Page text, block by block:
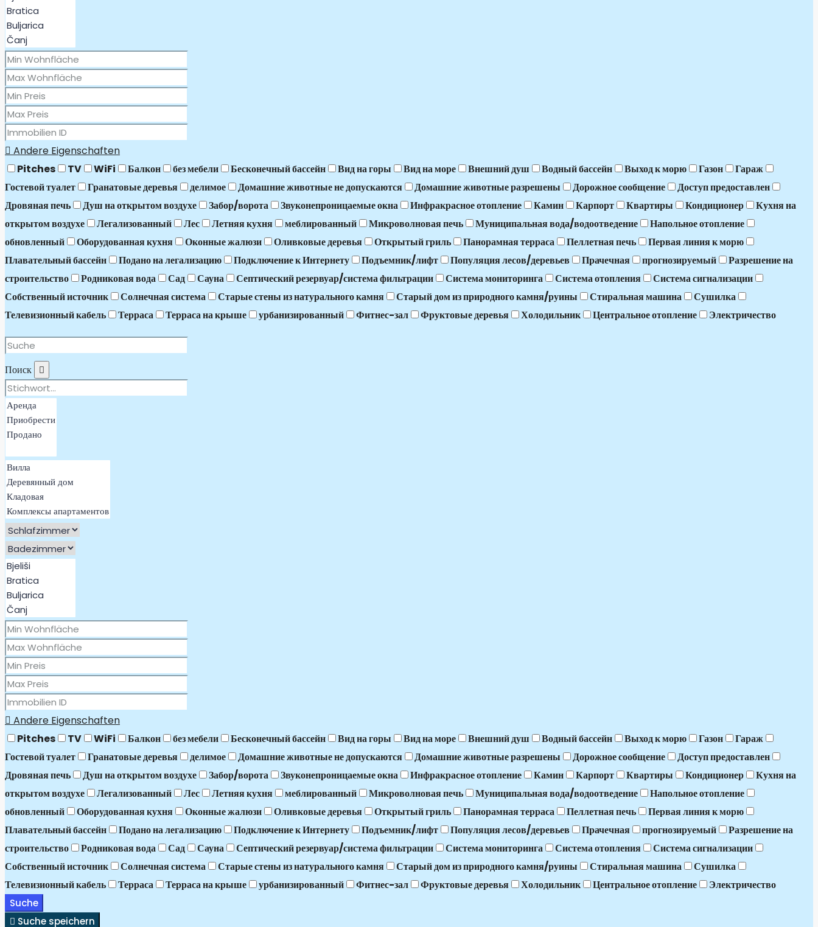
Andere Eigenschaften
Pitches
TV WiFi Балкон без мебели Бесконечный бассейн Вид на горы Вид на море Внешний душ Водный бассейн Выход к морю Газон
Гараж
Гостевой туалет
Гранатовые деревья делимое Домашние животные не допускаются Домашние животные разрешены Дорожное сообщение
Доступ предоставлен
Дровяная печь
Душ на открытом воздухе Забор/ворота Звуконепроницаемые окна Инфракрасное отопление Камин Карпорт Квартиры Кондиционер
Кухня на
открытом воздухе
Легализованный Лес Летняя кухня меблированный Микроволновая печь Муниципальная вода/водоотведение
Напольное отопление
обновленный
Оборудованная кухня Оконные жалюзи Оливковые деревья Открытый гриль Панорамная терраса Пеллетная печь
Первая линия к морю
Плавательный бассейн
Подано на легализацию Подключение к Интернету Подъемник/лифт Популяция лесов/деревьев Прачечная прогнозируемый
Разрешение на
строительство
Родниковая вода Сад Сауна Септический резервуар/система фильтрации Система мониторинга Система отопления
Система сигнализации
Собственный источник
Солнечная система Старые стены из натурального камня Старый дом из природного камня/руины Стиральная машина
Сушилка
Телевизионный кабель
Терраса Терраса на крыше урбанизированный Фитнес-зал Фруктовые деревья Холодильник Центральное отопление Электричество
Поиск
Andere Eigenschaften
Pitches
TV WiFi Балкон без мебели Бесконечный бассейн Вид на горы Вид на море Внешний душ Водный бассейн Выход к морю Газон
Гараж
Гостевой туалет
Гранатовые деревья делимое Домашние животные не допускаются Домашние животные разрешены Дорожное сообщение
Доступ предоставлен
Дровяная печь
Душ на открытом воздухе Забор/ворота Звуконепроницаемые окна Инфракрасное отопление Камин Карпорт Квартиры Кондиционер
Кухня на
открытом воздухе
Легализованный Лес Летняя кухня меблированный Микроволновая печь Муниципальная вода/водоотведение
Напольное отопление
обновленный
Оборудованная кухня Оконные жалюзи Оливковые деревья Открытый гриль Панорамная терраса Пеллетная печь
Первая линия к морю
Плавательный бассейн
Подано на легализацию Подключение к Интернету Подъемник/лифт Популяция лесов/деревьев Прачечная прогнозируемый
Разрешение на
строительство
Родниковая вода Сад Сауна Септический резервуар/система фильтрации Система мониторинга Система отопления
Система сигнализации
Собственный источник
Солнечная система Старые стены из натурального камня Старый дом из природного камня/руины Стиральная машина
Сушилка
Телевизионный кабель
Терраса Терраса на крыше урбанизированный Фитнес-зал Фруктовые деревья Холодильник Центральное отопление Электричество
Suche
Suche speichern